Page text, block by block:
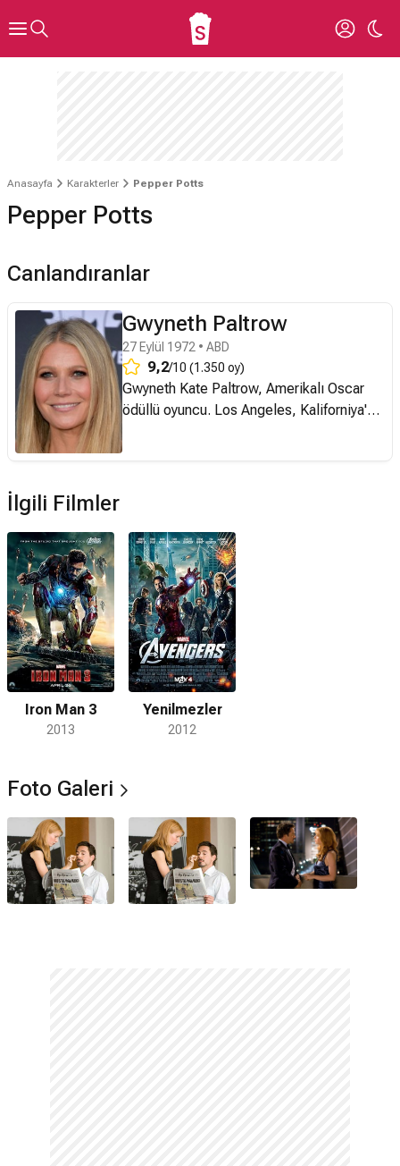
Anasayfa Karakterler Pepper Potts
Pepper Potts
Canlandıranlar
Gwyneth Paltrow
27 Eylül 1972 • ABD
9,2/10 (1.350 oy)
Gwyneth Kate Paltrow, Amerikalı Oscar
ödüllü oyuncu. Los Angeles, Kaliforniya'da
dönem University of California at Santa
Barbara'ya devam etti, ardından okulu
bıraktı. Gwyneth Paltrow, 1991 yılında
Shout isimli filmle oyunculuk kariyerine
başladı. Aynı yıl Steven Spielberg’in,
Kanca adlı filminde Genç Wendy’yi
canlandırdı ve ismini duyurmaya başladı.
Dennis Quaid, Meg Ryan ve James Caan
ile birlikte oynadığı Flesh and Bone (1993)
adlı filmle yıldızı parlayan Paltrow, daha
1998 yılında Aşık Shakespeare’deki
rolüyle, 'En İyi Kadın Oyuncu' dalında Altın
Küre ve Oscar ödüllerini kazandı. 2002
yılında 30. doğum gününü ailesiyle
kutlamak için bulunduğu Roma'da babasını
kaybetti. Çocuklarının doğumundan sonra
İlgili Filmler
Iron Man 3
2013
Yenilmezler
2012
Foto Galeri